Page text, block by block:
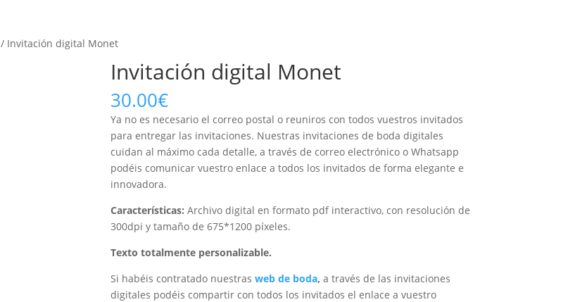
/ Invitación digital Monet
Invitación digital Monet
30.00€
Ya no es necesario el correo postal o reuniros con todos vuestros invitados
para entregar las invitaciones. Nuestras invitaciones de boda digitales
cuidan al máximo cada detalle, a través de correo electrónico o Whatsapp
podéis comunicar vuestro enlace a todos los invitados de forma elegante e
innovadora.
Características: Archivo digital en formato pdf interactivo, con resolución de
300dpi y tamaño de 675*1200 píxeles.
Texto totalmente personalizable.
Si habéis contratado nuestras web de boda, a través de las invitaciones
digitales podéis compartir con todos los invitados el enlace a vuestro